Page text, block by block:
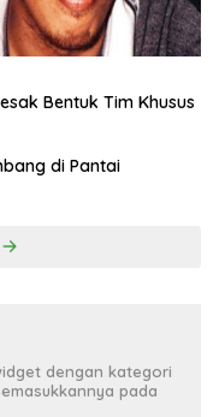
Bentuk Tim Khusus
di Pantai
dengan kategori
pada